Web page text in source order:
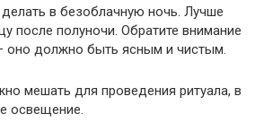
в безоблачную ночь. Лучше
после полуночи. Обратите внимание
оно должно быть ясным и чистым.
мешать для проведения ритуала, в
освещение.